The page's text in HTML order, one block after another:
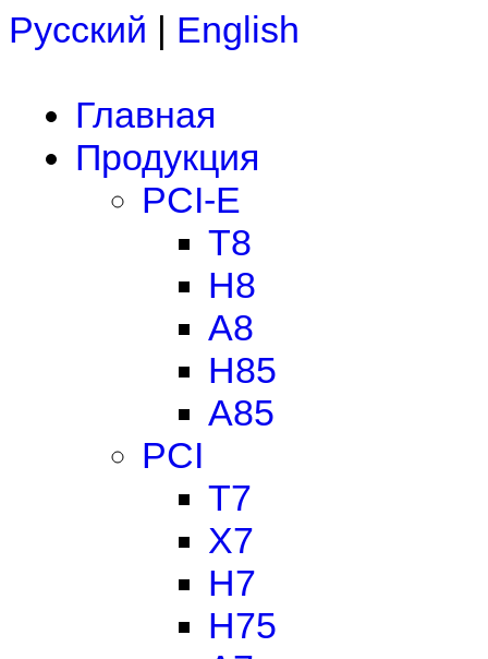
Русский | English
Главная
Продукция
PCI-E
T8
H8
A8
H85
A85
PCI
T7
X7
H7
H75